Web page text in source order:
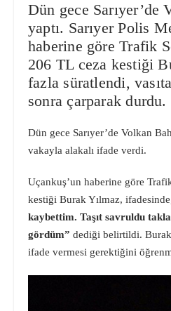
Dün gece Sarıyer’de
yaptı. Sarıyer Polis
haberine göre Trafik
206 TL ceza kestiği
fazla süratlendi,
sonra çarparak
Dün gece Sarıyer’de Volkan
vakayla alakalı ifade verdi.
Uçankuş’un haberine göre
kestiği Burak Yılmaz,
kaybettim. Taşıt savruldu
gördüm” dediği belirtildi. Burak
ifade vermesi gerektiğini